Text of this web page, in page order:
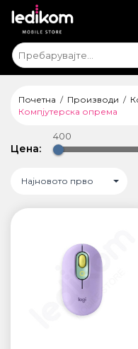
Почетна Производи
Компјутерска опрема
Цена:
400
Најновото прво